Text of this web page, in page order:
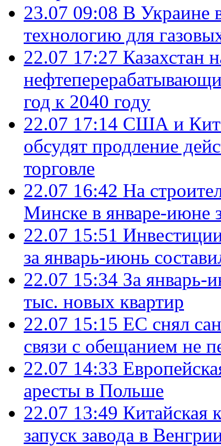
23.07 09:08 В Украине
технологию для
22.07 17:27 Казахстан
год к 2040 году
22.07 17:14 США и
обсудят продление
торговле
22.07 16:42 На
Минске в январе-июне
22.07 15:51
за январь-июнь
22.07 15:34 За январь-
тыс. новых квартир
22.07 15:15 ЕС снял
связи с обещанием не
22.07 14:33
аресты в Польше
22.07 13:49 Китайская
запуск завода в